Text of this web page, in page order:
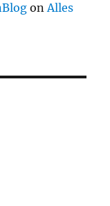
onAlles